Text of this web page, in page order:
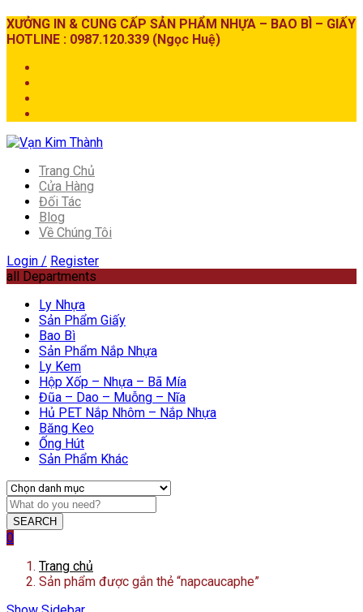
XƯỞNG IN & CUNG CẤP SẢN PHẨM NHỰA – BAO BÌ – GIẤY
HOTLINE : 0987.120.339 (Ngọc Huệ)
Trang Chủ
Cửa Hàng
Đối Tác
Blog
Về Chúng Tôi
Login / Register
all Departments
Ly Nhựa
Sản Phẩm Giấy
Bao Bì
Sản Phẩm Nắp Nhựa
Ly Kem
Hộp Xốp – Nhựa – Bã Mía
Đũa – Dao – Muỗng – Nĩa
Hủ PET Nắp Nhôm – Nắp Nhựa
Băng Keo
Ống Hút
Sản Phẩm Khác
SEARCH
0
Trang chủ
Sản phẩm được gắn thẻ “napcaucaphe”